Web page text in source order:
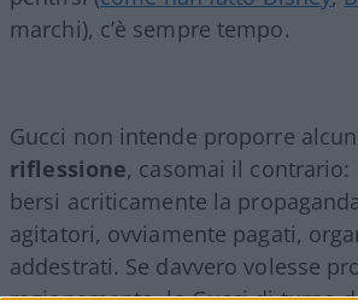
marchi), c’è sempre tempo.
Gucci non intende proporre
riflessione, casomai il
bersi acriticamente la
agitatori, ovviamente pagati,
addestrati. Se davvero volesse